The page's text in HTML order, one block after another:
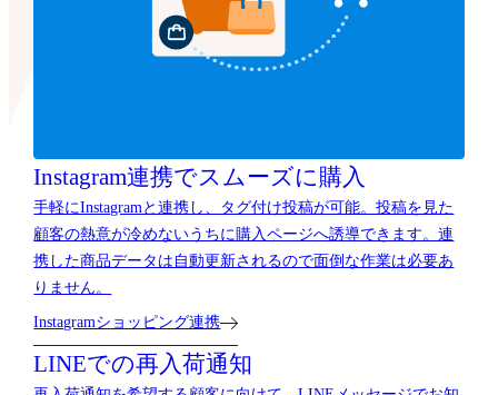
Instagram連携でスムーズに購入
手軽にInstagramと連携し、タグ付け投稿が可能。投稿を見た
顧客の熱意が冷めないうちに購入ページへ誘導できます。連
携した商品データは自動更新されるので面倒な作業は必要あ
りません。
Instagramショッピング連携
LINEでの再入荷通知